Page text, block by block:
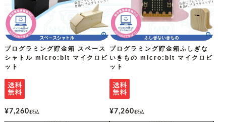
プログラミング貯金箱 スペース
シャトル micro:bit マイクロビ
ット
¥7,260税込
プログラミング貯金箱ふしぎな
いきもの micro:bit マイクロビ
ット
¥7,260税込